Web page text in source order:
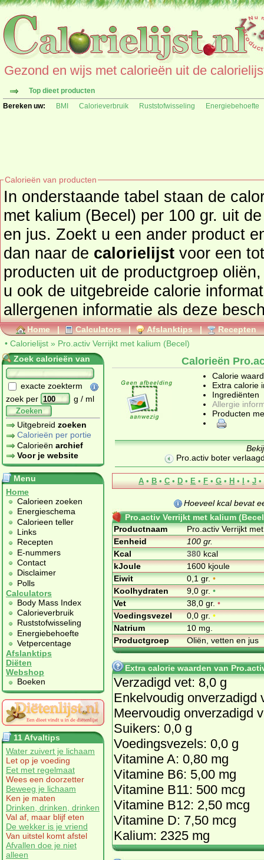
Gezond en wijs met calorieën uit de
Top dieet producten
Bereken uw:
BMI Calorieverbruik Ruststofwisseling Energiebehoefte
Calorieën van producten
In onderstaande tabel staan de
met kalium (Becel) per 100 gr. uit
en jus. Zoekt u een ander product en de calorieën daarvan? Ga
dan naar de calorielijst voor een totaal
producten uit de productgroep
u ook de uitgebreide calorie
allergenen informatie als deze
Home | Calculators | Afslanktips | Recepten
• Calorielijst » Pro.activ Verrijkt met kalium (Becel)
Zoek calorieën van
exacte zoekterm
zoek per
g / ml
Zoeken
Uitgebreid zoeken
Calorieën per portie
Calorieën archief
Voor je website
Menu
Home
Calorieen zoeken
Energieschema
Calorieen teller
Links
Recepten
E-nummers
Contact
Disclaimer
Polls
Calculators
Body Mass Index
Calorieverbruik
Ruststofwisseling
Energiebehoefte
Vetpercentage
Afslanktips
Diëten
Webshop
Boeken
11 Afvaltips
Water zuivert je lichaam
Let op je voeding
Eet met regelmaat
Wees een doorzetter
Beweeg je lichaam
Ken je maten
Drinken, drinken, drinken
Val af, maar blijf eten
De wekker is je vriend
Van uitstel komt afstel
Afvallen doe je niet
alleen
Calorieën
Calorie
Extra calorie
Ingrediënten
Allergie
Producten
Pro.activ boter
A • B • C • D • E • F • G • H • I • J •
Hoeveel kcal bevat
Pro.activ Verrijkt met kalium
Productnaam
Pro.activ Verrijkt
Eenheid
100 gr.
Kcal
380kcal
kJoule
1600 kjoule
Eiwit
0,1 gr.•
Koolhydraten
9,0 gr.•
Vet
38,0 gr.•
Voedingsvezel
0,0 gr.•
Natrium
10 mg.
Productgroep
Oliën, vetten en jus
Extra calorie waarden van
Verzadigd vet: 8,0 g
Enkelvoudig onverzadigd
Meervoudig onverzadigd
Suikers: 0,0 g
Voedingsvezels: 0,0 g
Vitamine A: 0,80 mg
Vitamine B6: 5,00 mg
Vitamine B11: 500 mcg
Vitamine B12: 2,50 mcg
Vitamine D: 7,50 mcg
Kalium: 2325 mg